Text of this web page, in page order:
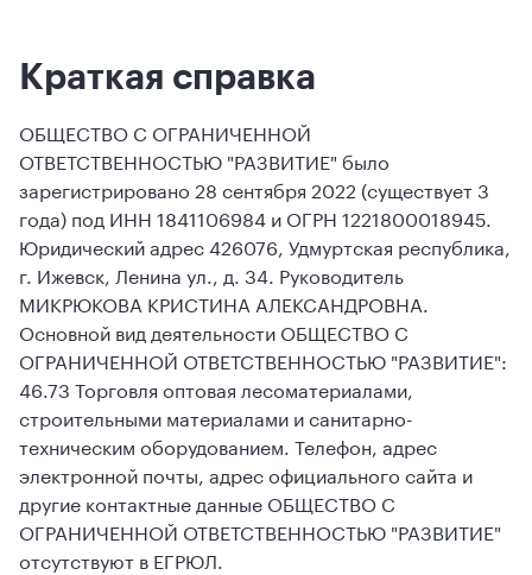
Краткая справка
ОБЩЕСТВО С ОГРАНИЧЕННОЙ
ОТВЕТСТВЕННОСТЬЮ "РАЗВИТИЕ" было
зарегистрировано 28 сентября 2022 (существует 3
года) под ИНН 1841106984 и ОГРН 1221800018945.
Юридический адрес 426076, Удмуртская республика,
г. Ижевск, Ленина ул., д. 34. Руководитель
МИКРЮКОВА КРИСТИНА АЛЕКСАНДРОВНА.
Основной вид деятельности ОБЩЕСТВО С
ОГРАНИЧЕННОЙ ОТВЕТСТВЕННОСТЬЮ "РАЗВИТИЕ":
46.73 Торговля оптовая лесоматериалами,
строительными материалами и санитарно-
техническим оборудованием. Телефон, адрес
электронной почты, адрес официального сайта и
другие контактные данные ОБЩЕСТВО С
ОГРАНИЧЕННОЙ ОТВЕТСТВЕННОСТЬЮ "РАЗВИТИЕ"
отсутствуют в ЕГРЮЛ.